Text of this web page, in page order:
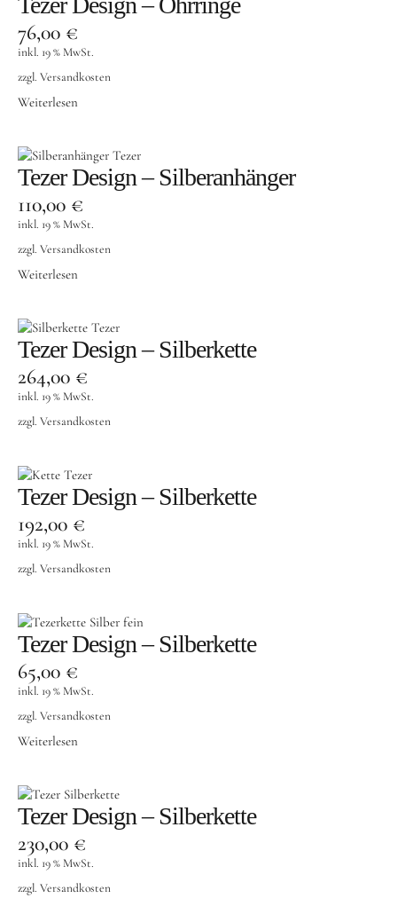
76,00 €
inkl. 19 % MwSt.
zzgl. Versandkosten
Weiterlesen
Tezer Design – Silberanhänger
110,00 €
inkl. 19 % MwSt.
zzgl. Versandkosten
Weiterlesen
Tezer Design – Silberkette
264,00 €
inkl. 19 % MwSt.
zzgl. Versandkosten
Tezer Design – Silberkette
192,00 €
inkl. 19 % MwSt.
zzgl. Versandkosten
Tezer Design – Silberkette
65,00 €
inkl. 19 % MwSt.
zzgl. Versandkosten
Weiterlesen
Tezer Design – Silberkette
230,00 €
inkl. 19 % MwSt.
zzgl. Versandkosten